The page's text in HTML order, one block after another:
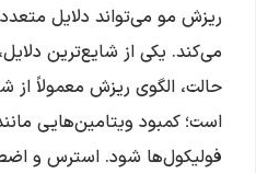
ریزش مو می‌تواند دلایل
می‌کند. یکی از شایع‌ترین
حالت، الگوی ریزش معمولاً از
فولیکول‌ها شود. استرس و